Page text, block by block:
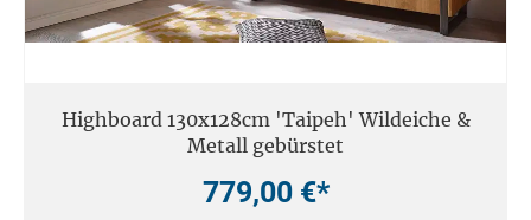
Highboard 130x128cm 'Taipeh' Wildeiche &
Metall gebürstet
779,00 €*